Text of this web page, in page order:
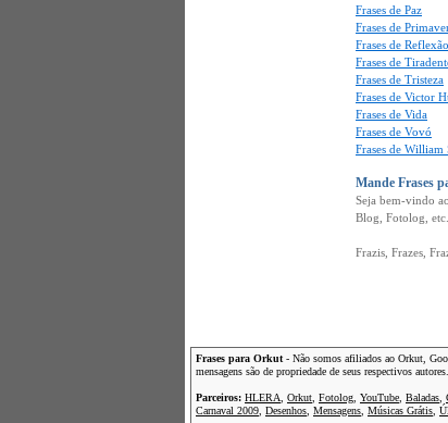
Frases de Paz
Frases de
Frases de Reflexão
Frases de
Frases de Tristeza
Frases de Victor
Frases de Vida
Frases de Vovó
Frases de William
Mande Frases
Seja bem-vindo
Blog, Fotolog, etc.
Frazis, Frazes,
Frases para Orkut - Não somos afiliados ao Orkut,
mensagens são de propriedade de seus respectivos autores.
Parceiros: HLERA Orkut Fotolog YouTube Baladas
Carnaval 2009 Desenhos Mensagens Músicas Grátis